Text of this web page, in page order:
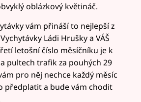
oblázkový květináč.
vám přináší to nejlepší z
Ládi Hrušky a VÁŠ
letošní číslo měsíčníku je k
pultech trafik za pouhých 29
pro něj nechce každý měsíc
předplatit a bude vám chodit